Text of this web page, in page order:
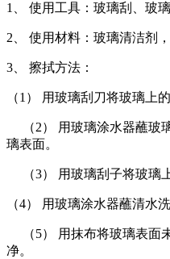
1、 使用工具：玻璃刮、玻
2、 使用材料：玻璃清洁剂，
3、 擦拭方法：
（1） 用玻璃刮刀将玻璃上
（2） 用玻璃涂水器蘸玻
璃表面。
（3） 用玻璃刮子将玻璃
（4） 用玻璃涂水器蘸清水
（5） 用抹布将玻璃表面
净。